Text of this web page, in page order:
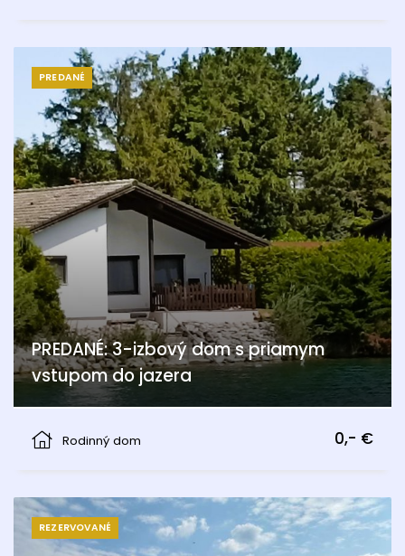
PREDANÉ
PREDANÉ: 3-izbový dom s priamym
vstupom do jazera
Rodinný dom
0,- €
REZERVOVANÉ